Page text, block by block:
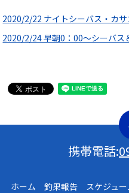
2020/2/22 ナイトシーバス・カ
2020/2/24 早朝0：00～シーバス
携帯電話:
ホーム 釣果報告 スケジュー